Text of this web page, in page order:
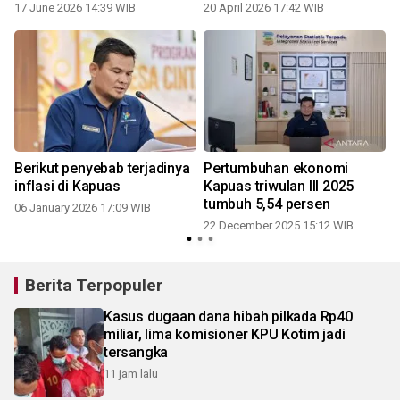
17 June 2026 14:39 WIB
inflasi
20 April 2026 17:42 WIB
Berikut penyebab terjadinya
inflasi di Kapuas
06 January 2026 17:09 WIB
Pertumbuhan ekonomi
Kapuas triwulan III 2025
tumbuh 5,54 persen
22 December 2025 15:12 WIB
Berita Terpopuler
Kasus dugaan dana hibah pilkada Rp40
miliar, lima komisioner KPU Kotim jadi
tersangka
11 jam lalu